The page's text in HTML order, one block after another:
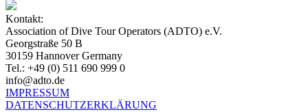
Kontakt:
Association of Dive Tour Operators (ADTO) e.V.
Georgstraße 50 B
30159 Hannover Germany
Tel.: +49 (0) 511 690 999 0
info@adto.de
IMPRESSUM
DATENSCHUTZERKLÄRUNG